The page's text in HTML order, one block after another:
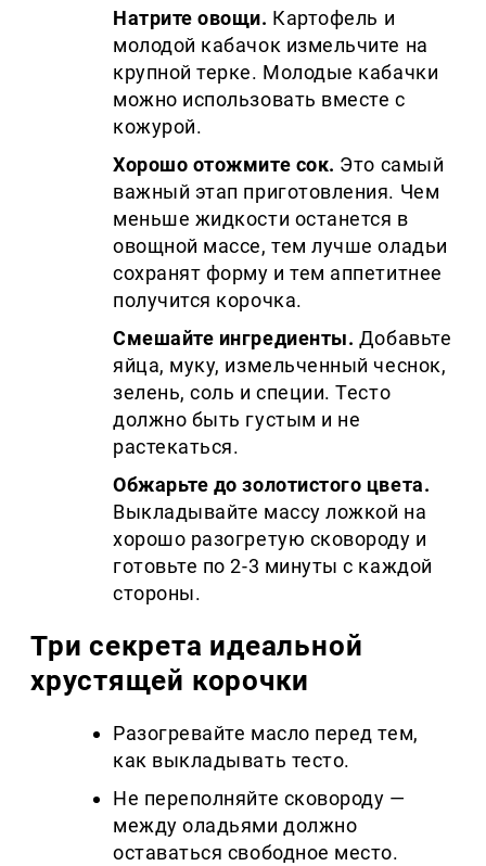
Натрите овощи. Картофель и
молодой кабачок измельчите на
крупной терке. Молодые кабачки
можно использовать вместе с
кожурой.
Хорошо отожмите сок. Это самый
важный этап приготовления. Чем
меньше жидкости останется в
овощной массе, тем лучше оладьи
сохранят форму и тем аппетитнее
получится корочка.
Смешайте ингредиенты. Добавьте
яйца, муку, измельченный чеснок,
зелень, соль и специи. Тесто
должно быть густым и не
растекаться.
Обжарьте до золотистого цвета.
Выкладывайте массу ложкой на
хорошо разогретую сковороду и
готовьте по 2-3 минуты с каждой
стороны.
Три секрета идеальной
хрустящей корочки
Разогревайте масло перед тем,
как выкладывать тесто.
Не переполняйте сковороду —
между оладьями должно
оставаться свободное место.